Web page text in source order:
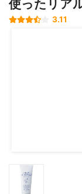
使ったリア
3.11